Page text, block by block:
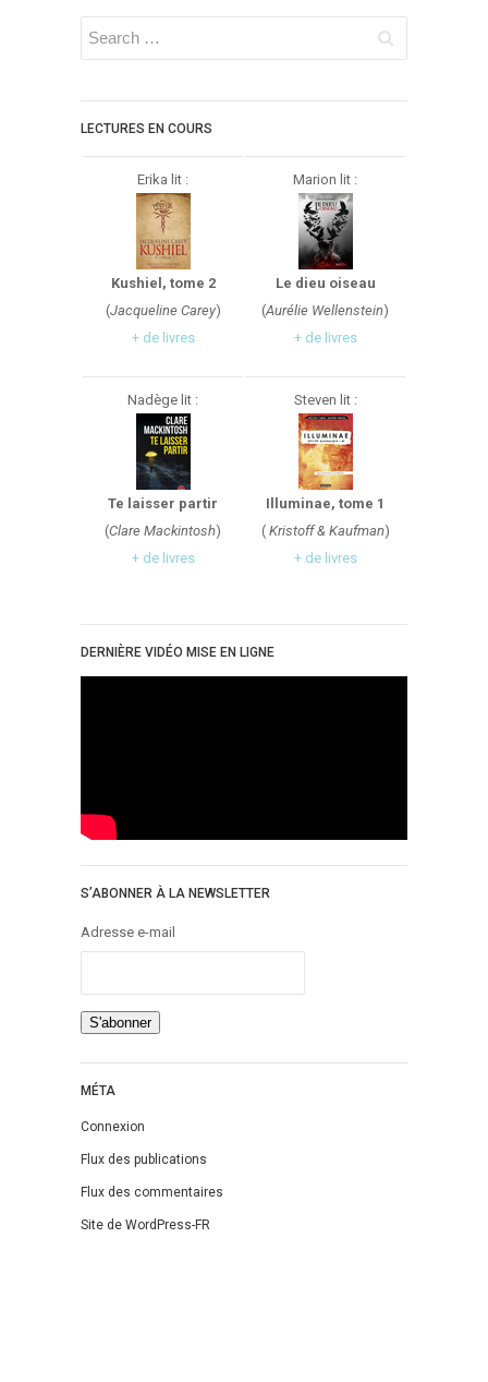
LECTURES EN COURS
Erika lit :
Kushiel, tome 2
(Jacqueline Carey)
+ de livres
Marion lit :
Le dieu oiseau
(Aurélie Wellenstein)
+ de livres
Nadège lit :
Te laisser partir
(Clare Mackintosh)
+ de livres
Steven lit :
Illuminae, tome 1
(Kristoff & Kaufman)
+ de livres
DERNIÈRE VIDÉO MISE EN LIGNE
S’ABONNER À LA NEWSLETTER
Adresse e-mail
MÉTA
Connexion
Flux des publications
Flux des commentaires
Site de WordPress-FR